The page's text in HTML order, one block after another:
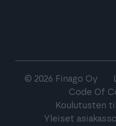
© 2026 Finago Oy
Code Of
Koulutusten
Yleiset